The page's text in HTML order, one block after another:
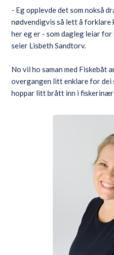
- Eg opplevde det som nokså
nødvendigvis så lett å forklare
her eg er - som dagleg leiar
seier Lisbeth Sandtorv.
No vil ho saman med Fiskebåt
overgangen litt enklare for dei
hoppar litt brått inn i